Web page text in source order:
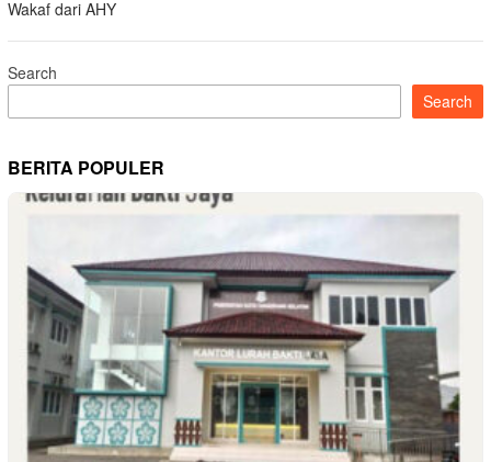
Search
Search
BERITA POPULER